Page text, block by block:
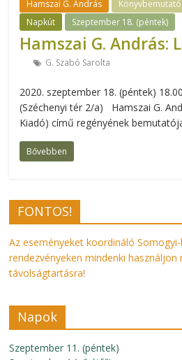
Hamszai G. András Könyvbemutató
Napkút
Szeptember 18. (péntek)
Hamszai G. András:
G. Szabó Sarolta
2020. szeptember 18. (péntek)
(Széchenyi tér 2/a) Hamszai G.
Kiadó) című regényének
Bővebben
FONTOS!
Az eseményeket koordináló
rendezvényeken mindenki
távolságtartásra!
Napok
Szeptember 11. (péntek)